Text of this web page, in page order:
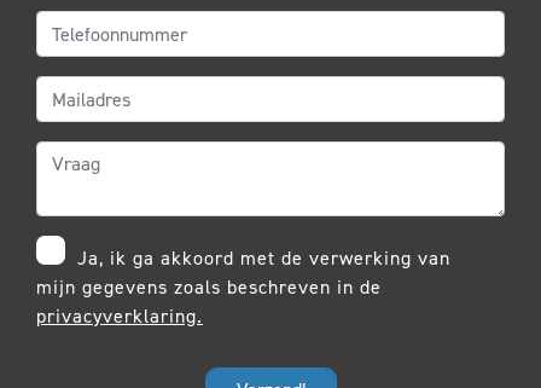
Telefoonnummer
Mailadres
Vraag
Ja, ik ga akkoord met de verwerking van
mijn gegevens zoals beschreven in de
privacyverklaring.